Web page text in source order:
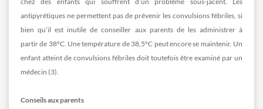
antipyrétiques ne permettent pas de prévenir les convulsions fébriles, si
bien qu’il est inutile de conseiller aux parents de les administrer à
partir de 38°C. Une température de 38,5°C peut encore se maintenir. Un
enfant atteint de convulsions fébriles doit toutefois être examiné par un
médecin (3).
Conseils aux parents